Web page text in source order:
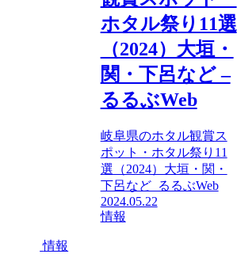
ホタル祭り11選
（2024）大垣・
関・下呂など –
るるぶWeb
岐阜県のホタル観賞ス
ポット・ホタル祭り11
選（2024）大垣・関・
下呂など るるぶWeb
2024.05.22
情報
情報